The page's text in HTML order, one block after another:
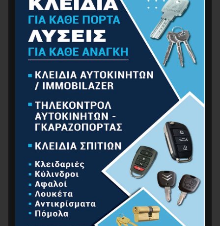
BORMANN BAT6130 Καρφωτικό Αέρος Δίχαλο
Τύπου 80 (8-16mm)